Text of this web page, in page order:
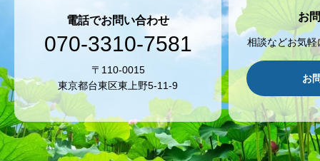
電話でお問い合わせ
070-3310-7581
〒110-0015
東京都台東区東上野5-11-9
お
相談などお気
お